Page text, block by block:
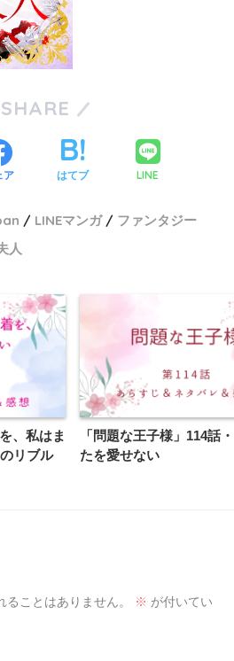
SHARE
ア はてブ LINE
LINEマンガ
ファンタジー
人
、私はま
リブル
「問題な王子様」114話
たを愛せない
ことはありません。 ※ が付いてい